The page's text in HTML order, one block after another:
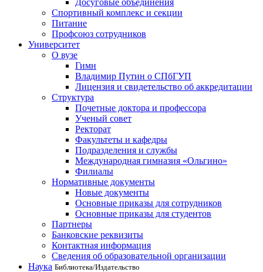
Досуговые объединения
Спортивный комплекс и секции
Питание
Профсоюз сотрудников
Университет
О вузе
Гимн
Владимир Путин о СПбГУП
Лицензия и свидетельство об аккредитации
Структура
Почетные доктора и профессора
Ученый совет
Ректорат
Факультеты и кафедры
Подразделения и службы
Международная гимназия «Ольгино»
Филиалы
Нормативные документы
Новые документы
Основные приказы для сотрудников
Основные приказы для студентов
Партнеры
Банковские реквизиты
Контактная информация
Сведения об образовательной организации
Наука Библиотека/Издательство